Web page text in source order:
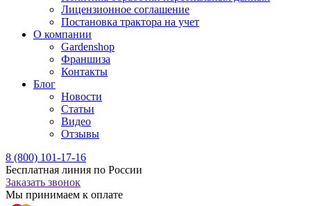
Лицензионное соглашение
Постановка трактора на учет
О компании
Gardenshop
Франшиза
Контакты
Блог
Новости
Статьи
Видео
Отзывы
8 (800) 101-17-16
Бесплатная линия по России
Заказать звонок
Мы принимаем к оплате